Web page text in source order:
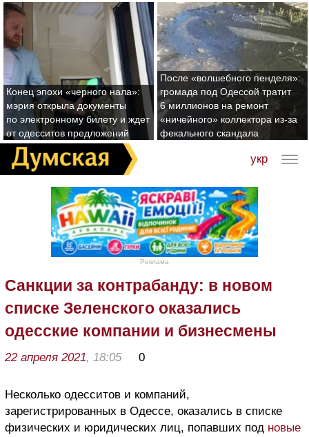
Конец эпохи «черного нала»:
мэрия открыла документы
по электронному билету и ждет
от одесситов предложений
После «волшебного пенделя»:
громада под Одессой тратит
6 миллионов на ремонт
«ничейного» коллектора из-за
фекального скандала
укр
Реклама
Санкции за контрабанду: в новом
списке Зеленского оказались
одесские компании и бизнесмены
22 апреля 2021, 18:05 0
Несколько одесситов и компаний,
зарегистрированных в Одессе, оказались в списке
физических и юридических лиц, попавших под новые